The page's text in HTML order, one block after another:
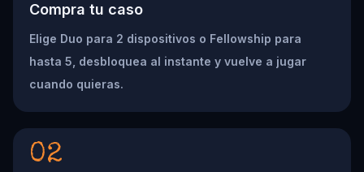
Compra tu caso
Elige Duo para 2 dispositivos o Fellowship para
hasta 5, desbloquea al instante y vuelve a jugar
cuando quieras.
02